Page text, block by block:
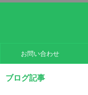
お問い合わせ
ブログ記事